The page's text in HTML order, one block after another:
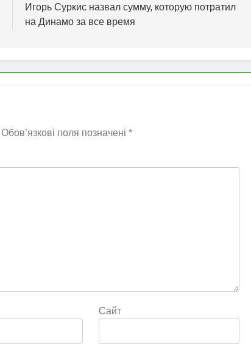
Игорь Суркис назвал сумму, которую потратил
на Динамо за все время
Обов’язкові поля позначені *
Сайт